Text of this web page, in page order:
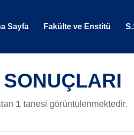
Sayfa Fakülte ve Enstitü
1 tanesi görüntülenmektedir.